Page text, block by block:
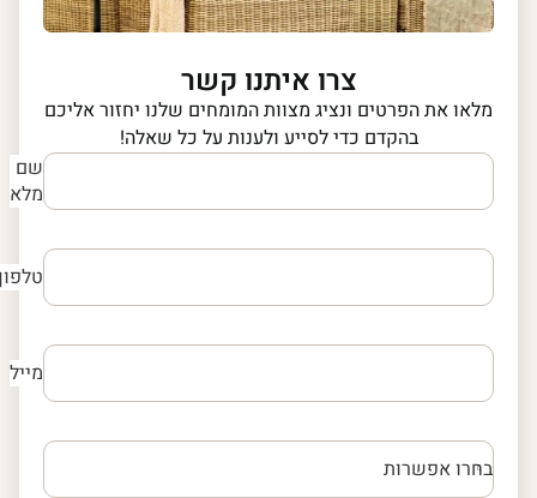
צרו איתנו קשר
מלאו את הפרטים ונציג מצוות המומחים שלנו יחזור אליכם
בהקדם כדי לסייע ולענות על כל שאלה!
שם
מלא
טלפון
מייל